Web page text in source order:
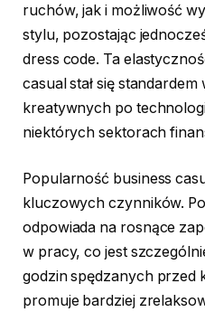
ruchów, jak i możliwość
stylu, pozostając
dress code. Ta
casual stał się
kreatywnych po
niektórych sektorach
Popularność business
kluczowych czynników.
odpowiada na rosnące
w pracy, co jest
godzin spędzanych przed
promuje bardziej